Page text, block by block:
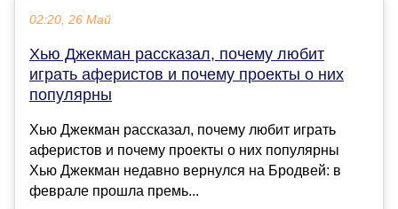
02:20, 26 Май
Хью Джекман рассказал, почему любит
играть аферистов и почему проекты о них
популярны
Хью Джекман рассказал, почему любит играть
аферистов и почему проекты о них популярны
Хью Джекман недавно вернулся на Бродвей: в
феврале прошла премь...